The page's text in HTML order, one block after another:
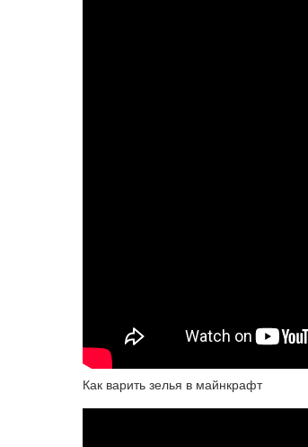
Как варить зелья в майнкрафт